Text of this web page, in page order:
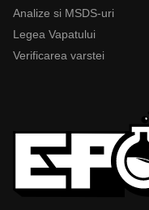
Analize si MSDS-uri
Legea Vapatului
Verificarea varstei